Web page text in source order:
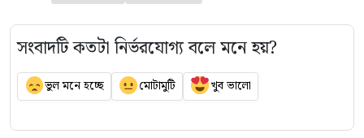
সংবাদটি কতটা নির্ভরযোগ্য বলে মনে হয়?
ভুল মনে হচ্ছে মোটামুটি খুব ভালো